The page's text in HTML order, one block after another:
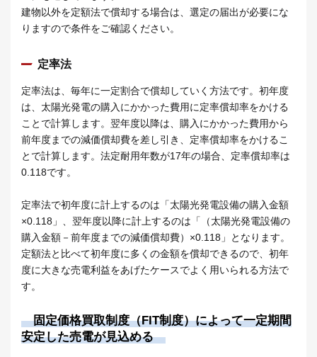
建物以外を定額法で償却する場合は、選定の届出が必要にな
りますので条件をご確認ください。
定率法
定率法は、毎年に一定割合で償却していく方法です。初年度
は、太陽光発電の購入にかかった費用に定率償却率をかける
ことで計算します。翌年度以降は、購入にかかった費用から
前年度までの減価償却費を差し引き、定率償却率をかけるこ
とで計算します。法定耐用年数が17年の場合、定率償却率は
0.118です。
定率法で初年度に計上するのは「太陽光発電設備の購入金額
×0.118」、翌年度以降に計上するのは「（太陽光発電設備の
購入金額－前年度までの減価償却費）×0.118」となります。
定額法と比べて初年度に多くの金額を償却できるので、初年
度に大きな売電利益をあげたケースでよく用いられる方法で
す。
固定価格買取制度（FIT制度）によって一定期間
安定した売電が見込める